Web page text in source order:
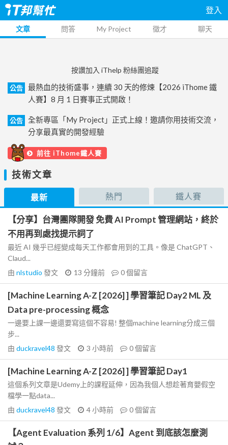
登入
文章 問答 My Project 徵才 聊天
按讚加入 iThelp 粉絲團追蹤
公告
最熱血的技術盛事，連續 30 天的修煉【2026 iThome 鐵
人賽】8 月 1 日賽事正式開啟！
公告
全新專區「My Project」正式上線！邀請你用技術交流，
分享最真實的開發經驗
前往 iThome鐵人賽
技術文章
最新 熱門 鐵人賽
【分享】台灣團隊開發 免費 AI Prompt 管理網站，終於
不用再到處找提示詞了
最近 AI 幾乎已經變成每天工作都會用到的工具。像是 ChatGPT、
Claud...
由 nlstudio 發文 13 分鐘前 0個留言
[Machine Learning A-Z [2026] ] 學習筆記 Day2 ML 及
Data pre-processing 概念
一邊要上課一邊還要寫這個不容易! 整個machine learning分成三個
步...
由 duckravel48 發文 3 小時前 0個留言
[Machine Learning A-Z [2026] ] 學習筆記 Day1
這個系列文章是Udemy上的課程延伸，因為我個人想趁著育嬰假空
檔學一點data...
由 duckravel48 發文 4 小時前 0個留言
【Agent Evaluation 系列 1/6】Agent 到底該怎麼測